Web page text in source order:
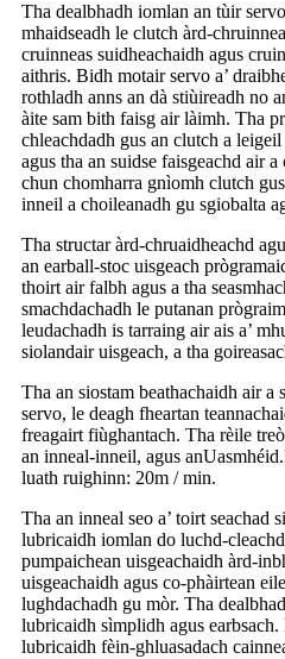
Tha dealbhadh iomlan an tùir
mhaidseadh le clutch àrd-
cruinneas suidheachaidh agus
aithris. Bidh motair servo a’
rothladh anns an dà stiùireadh no
àite sam bith faisg air làimh. Tha
chleachdadh gus an clutch a
agus tha an suidse faisgeachd air
chun chomharra gnìomh clutch
inneil a choileanadh gu sgiobalta
Tha structar àrd-chruaidheachd
an earball-stoc uisgeach
thoirt air falbh agus a tha
smachdachadh le putanan
leudachadh is tarraing air ais a’
siolandair uisgeach, a tha
Tha an siostam beathachaidh air
servo, le deagh fheartan
freagairt fiùghantach. Tha rèile
an inneal-inneil, agus anUasmhéid.
luath ruighinn: 20m / min.
Tha an inneal seo a’ toirt seachad
lubricaidh iomlan do luchd-
pumpaichean uisgeachaidh àrd-
uisgeachaidh agus co-phàirtean
lughdachadh gu mòr. Tha
lubricaidh sìmplidh agus earbsach.
lubricaidh fèin-ghluasadach